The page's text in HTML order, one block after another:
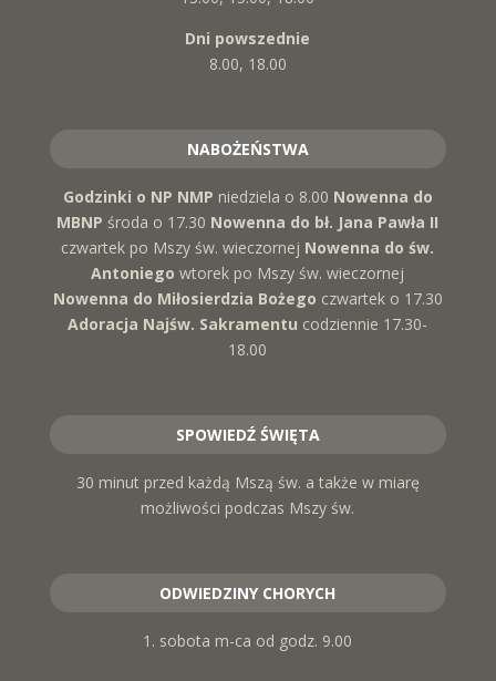
Dni powszednie
8.00, 18.00
NABOŻEŃSTWA
Godzinki o NP NMP niedziela o 8.00 Nowenna do
MBNP środa o 17.30 Nowenna do bł. Jana Pawła II
czwartek po Mszy św. wieczornej Nowenna do św.
Antoniegowtorek po Mszy św. wieczornej
Nowenna do Miłosierdzia Bożego czwartek o 17.30
Adoracja Najśw. Sakramentu codziennie 17.30-
18.00
SPOWIEDŹ ŚWIĘTA
30 minut przed każdą Mszą św. a także w miarę
możliwości podczas Mszy św.
ODWIEDZINY CHORYCH
1. sobota m-ca od godz. 9.00